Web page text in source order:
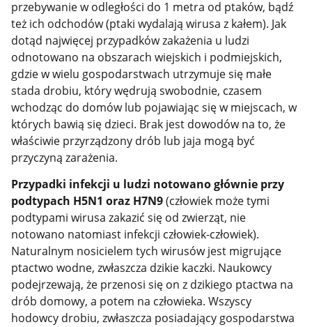
przebywanie w odległości do 1 metra od ptaków, bądź
też ich odchodów (ptaki wydalają wirusa z kałem). Jak
dotąd najwięcej przypadków zakażenia u ludzi
odnotowano na obszarach wiejskich i podmiejskich,
gdzie w wielu gospodarstwach utrzymuje się małe
stada drobiu, który wędrują swobodnie, czasem
wchodząc do domów lub pojawiając się w miejscach, w
których bawią się dzieci. Brak jest dowodów na to, że
właściwie przyrządzony drób lub jaja mogą być
przyczyną zarażenia.
Przypadki infekcji u ludzi notowano głównie przy
podtypach H5N1 oraz H7N9(człowiek może tymi
podtypami wirusa zakazić się od zwierząt, nie
notowano natomiast infekcji człowiek-człowiek).
Naturalnym nosicielem tych wirusów jest migrujące
ptactwo wodne, zwłaszcza dzikie kaczki. Naukowcy
podejrzewają, że przenosi się on z dzikiego ptactwa na
drób domowy, a potem na człowieka. Wszyscy
hodowcy drobiu, zwłaszcza posiadający gospodarstwa